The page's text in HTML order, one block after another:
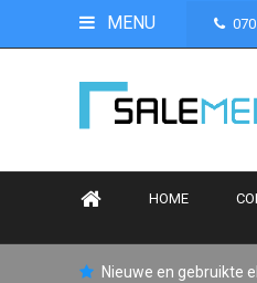
MENU
HOME
Nieuwe en gebruikte